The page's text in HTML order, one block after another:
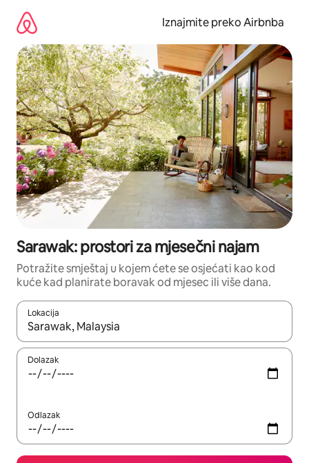
sadržaj
Iznajmite preko Airbnba
Sarawak: prostori za mjesečni najam
Potražite smještaj u kojem ćete se osjećati kao kod
kuće kad planirate boravak od mjesec ili više dana.
Lokacija
Kada budu dostupni rezultati, moći ćete ih pregledati
Dolazak
Odlazak